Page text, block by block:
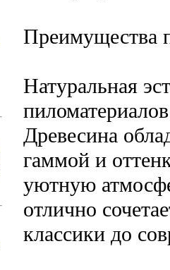
Преимущества
Натуральная
Древесина
гаммой и
уютную
отлично
классики до